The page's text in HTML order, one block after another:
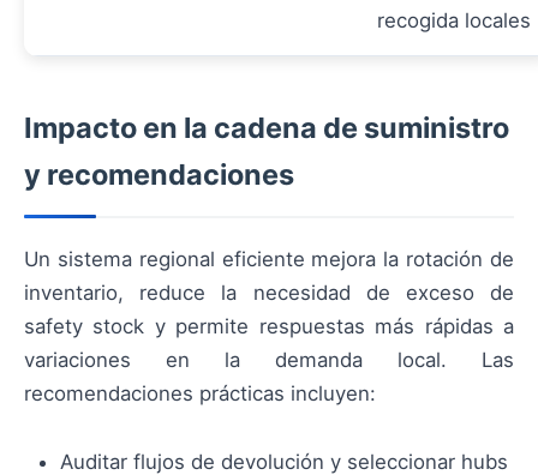
recogida locales
Impacto en la cadena de suministro
y recomendaciones
Un sistema regional eficiente mejora la rotación de
inventario, reduce la necesidad de exceso de
safety stock y permite respuestas más rápidas a
variaciones en la demanda local. Las
recomendaciones prácticas incluyen:
Auditar flujos de devolución y seleccionar hubs